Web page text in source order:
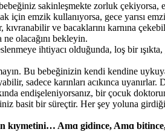
sakinleşmekte zorluk
için emzik kullanıyorsa, gece yarısı
kıvranabilir ve bacaklarını karnına
olacağını bekleyin.
ihtiyacı olduğunda, loş bir
Bu bebeğinizin kendi kendine
sadece karınları acıkınca
endişeleniyorsanız, bir çocuk
basit bir süreçtir. Her şey yoluna
Amɑ gidince, Amɑ